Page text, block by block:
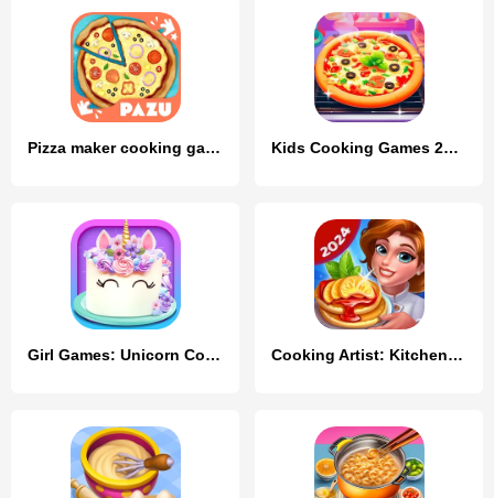
Pizza maker cooking games Kids Cooking Games 2+ Year Old
Girl Games: Unicorn Cooking Cooking Artist: Kitchen Game